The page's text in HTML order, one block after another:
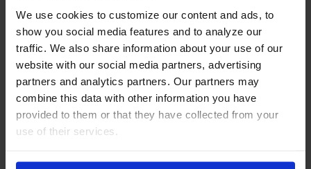
We use cookies to customize our content and ads, to
show you social media features and to analyze our
traffic. We also share information about your use of our
website with our social media partners, advertising
partners and analytics partners. Our partners may
combine this data with other information you have
provided to them or that they have collected from your
use of their services.
flere lånetilbud.
Det kan være alt fra mellem 5.000 kr. til 500.000 kr.,
som du kan låne via denne metode. Dine udfyldte
oplysninger bliver sendt rundt til forskellige banker og
tilsvarende instanser. Bagefter tilbydes der lån af
penge til dig.
på, at der indløber tilbud til dig om at låne penge. Og